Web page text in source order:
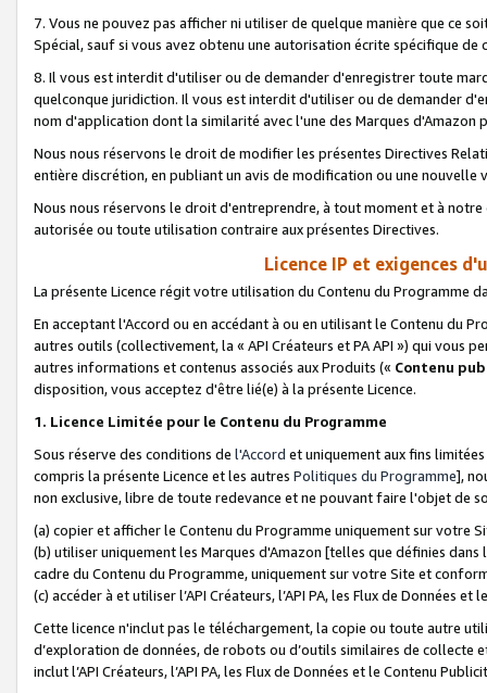
7. Vous ne pouvez pas afficher ni utiliser de quelque manière que ce
Spécial, sauf si vous avez obtenu une autorisation écrite spécifique de
8. Il vous est interdit d'utiliser ou de demander d'enregistrer toute
quelconque juridiction. Il vous est interdit d'utiliser ou de demander
nom d'application dont la similarité avec l'une des Marques
Nous nous réservons le droit de modifier les présentes Directives
entière discrétion, en publiant un avis de modification ou une nouvelle
Nous nous réservons le droit d'entreprendre, à tout moment et à
autorisée ou toute utilisation contraire aux présentes Directives.
Licence IP et exigences
La présente Licence régit votre utilisation du Contenu du Programme
En acceptant l'Accord ou en accédant à ou en utilisant le Contenu du
autres outils (collectivement, la « API Créateurs et PA API ») qui vous
autres informations et contenus associés aux Produits (« Contenu
disposition, vous acceptez d'être lié(e) à la présente Licence.
1. Licence Limitée pour le Contenu du Programme
Sous réserve des conditions de l'Accord et uniquement aux fins
compris la présente Licence et les autres Politiques du Programme],
non exclusive, libre de toute redevance et ne pouvant faire l'objet de
(a) copier et afficher le Contenu du Programme uniquement sur votre
(b) utiliser uniquement les Marques d'Amazon [telles que définies dans
cadre du Contenu du Programme, uniquement sur votre Site et
(c) accéder à et utiliser l’API Créateurs, l’API PA, les Flux de Données
Cette licence n'inclut pas le téléchargement, la copie ou toute autre
d’exploration de données, de robots ou d’outils similaires de
inclut l’API Créateurs, l’API PA, les Flux de Données et le Contenu